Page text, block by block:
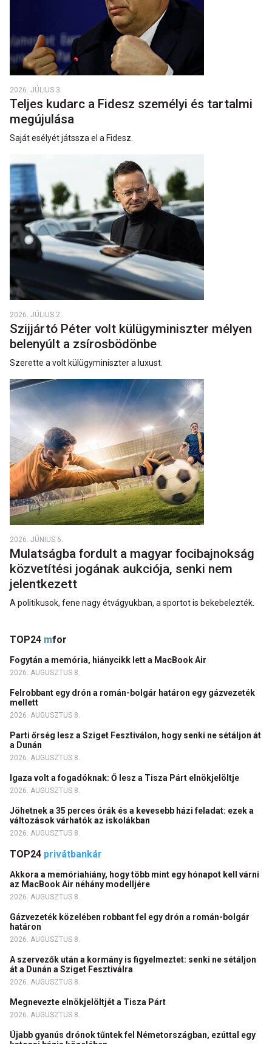
2026. JÚLIUS 3.
Teljes kudarc a Fidesz személyi és tartalmi
megújulása
Saját esélyét játssza el a Fidesz.
2026. JÚLIUS 2.
Szijjártó Péter volt külügyminiszter mélyen
belenyúlt a zsírosbödönbe
Szerette a volt külügyminiszter a luxust.
2026. JÚNIUS 6.
Mulatságba fordult a magyar focibajnokság
közvetítési jogának aukciója, senki nem
jelentkezett
A politikusok, fene nagy étvágyukban, a sportot is bekebelezték.
TOP24 mfor
Fogytán a memória, hiánycikk lett a MacBook Air
2026. AUGUSZTUS 8.
Felrobbant egy drón a román-bolgár határon egy gázvezeték
mellett
2026. AUGUSZTUS 8.
Parti őrség lesz a Sziget Fesztiválon, hogy senki ne sétáljon át
a Dunán
2026. AUGUSZTUS 8.
Igaza volt a fogadóknak: Ő lesz a Tisza Párt elnökjelöltje
2026. AUGUSZTUS 8.
Jöhetnek a 35 perces órák és a kevesebb házi feladat: ezek a
változások várhatók az iskolákban
2026. AUGUSZTUS 8.
TOP24 privátbankár
Akkora a memóriahiány, hogy több mint egy hónapot kell várni
az MacBook Air néhány modelljére
2026. AUGUSZTUS 8.
Gázvezeték közelében robbant fel egy drón a román-bolgár
határon
2026. AUGUSZTUS 8.
A szervezők után a kormány is figyelmeztet: senki ne sétáljon
át a Dunán a Sziget Fesztiválra
2026. AUGUSZTUS 8.
Megnevezte elnökjelöltjét a Tisza Párt
2026. AUGUSZTUS 8.
Újabb gyanús drónok tűntek fel Németországban, ezúttal egy